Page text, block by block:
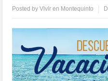
Posted byVivir en Montequinto